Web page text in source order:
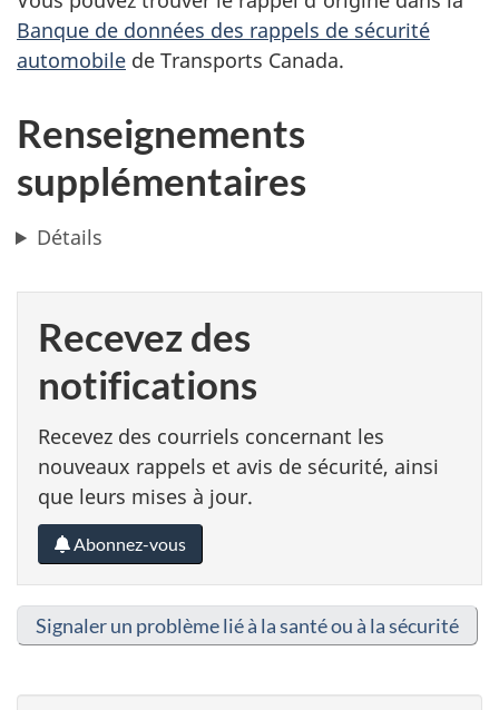
Banque de données des rappels de sécurité
automobile de Transports Canada.
Renseignements
supplémentaires
Détails
Recevez des
notifications
Recevez des courriels concernant les
nouveaux rappels et avis de sécurité, ainsi
que leurs mises à jour.
Abonnez-vous
Signaler un problème lié à la santé ou à la sécurité